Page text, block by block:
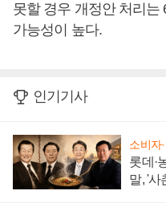
못할 경우 개정안 처리는
가능성이 높다.
인기기사
소비자
롯데·
말, '사